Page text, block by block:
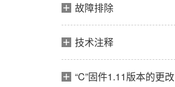
故障排除
技术注释
“C”固件1.11版本的更改